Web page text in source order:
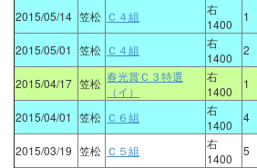
2015/05/14 笠松 Ｃ４組
右
1400
1
2015/05/01 笠松 Ｃ４組
右
1400
2
2015/04/17 笠松 春光賞Ｃ３特選
（イ）
右
1400
1
2015/04/01 笠松 Ｃ６組
右
1400
4
2015/03/19 笠松 Ｃ５組
右
1400
5